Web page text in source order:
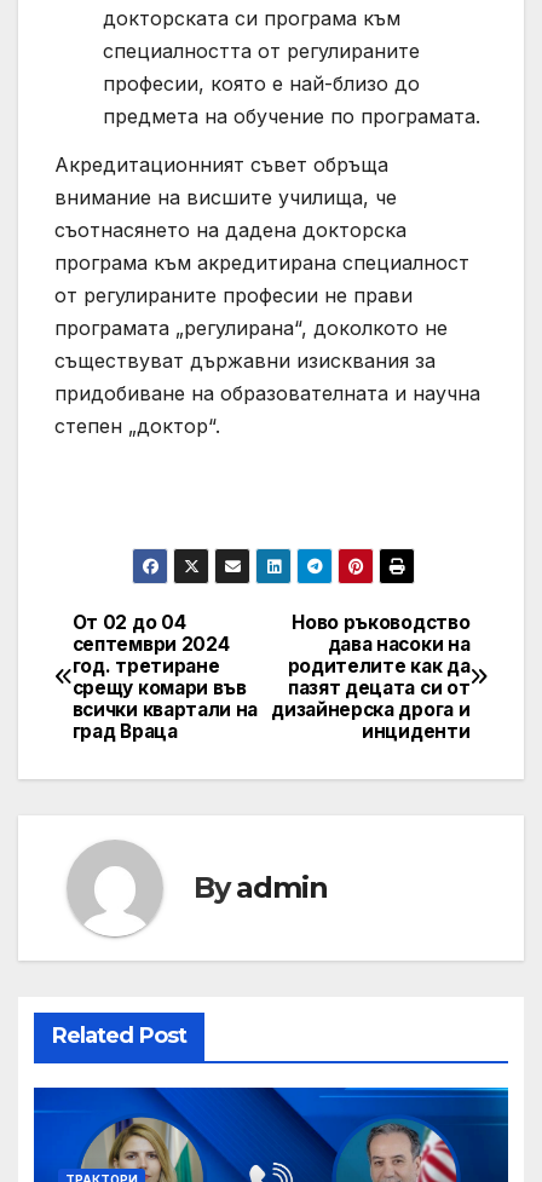
докторската си програма към
специалността от регулираните
професии, която е най-близо до
предмета на обучение по програмата.
Акредитационният съвет обръща
внимание на висшите училища, че
съотнасянето на дадена докторска
програма към акредитирана специалност
от регулираните професии не прави
програмата „регулирана“, доколкото не
съществуват държавни изисквания за
придобиване на образователната и научна
степен „доктор“.
Post
navigation
Ново ръководство
дава насоки на
родителите как да
пазят децата си от
дизайнерска дрога и
инциденти
От 02 до 04
септември 2024
год. третиране
срещу комари във
всички квартали на
град Враца
Byadmin
Related Post